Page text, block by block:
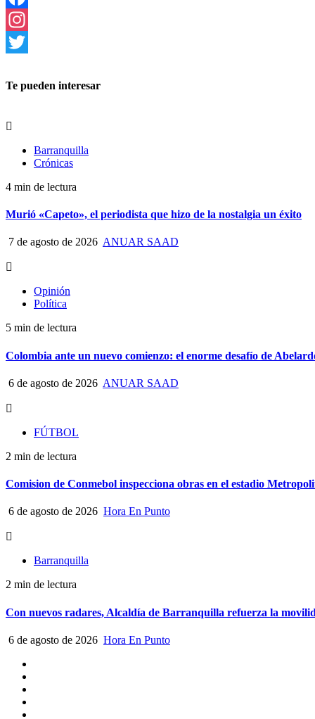
Facebook
Instagram
Te pueden interesar
Barranquilla
Crónicas
4 min de lectura
Murió «Capeto», el periodista que hizo de la nostalgia un éxito
7 de agosto de 2026 ANUAR SAAD
Opinión
Política
5 min de lectura
Colombia ante un nuevo comienzo: el enorme desafío de
6 de agosto de 2026 ANUAR SAAD
FÚTBOL
2 min de lectura
Comision de Conmebol inspecciona obras en el estadio
6 de agosto de 2026 Hora En Punto
Barranquilla
2 min de lectura
Con nuevos radares, Alcaldía de Barranquilla refuerza la
6 de agosto de 2026 Hora En Punto